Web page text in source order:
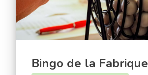
Bingo de la Fabrique